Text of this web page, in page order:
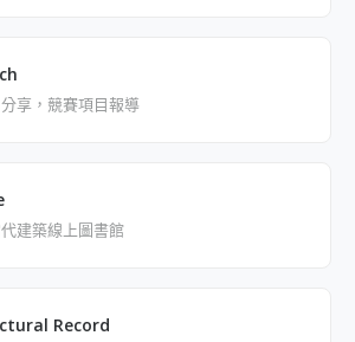
享，競賽項目報導
建築線上圖書館
Record